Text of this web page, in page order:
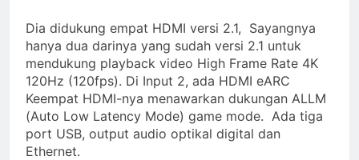
Dia didukung empat HDMI versi 2.1, Sayangnya
hanya dua darinya yang sudah versi 2.1 untuk
mendukung playback video High Frame Rate 4K
120Hz (120fps). Di Input 2, ada HDMI eARC
Keempat HDMI-nya menawarkan dukungan ALLM
(Auto Low Latency Mode) game mode. Ada tiga
port USB, output audio optikal digital dan
Ethernet.